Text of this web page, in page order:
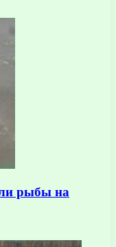
рыбы на